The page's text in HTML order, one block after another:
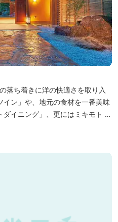
落ち着きに洋の快適さを取り入
ン」や、地元の食材を一番美味
イニング」、更にはミキモト コ
した、日本初の「パールオーロ